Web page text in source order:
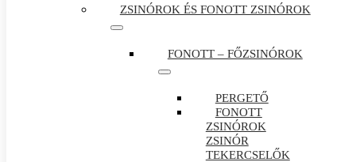
ZSINÓROK ÉS FONOTT ZSINÓROK
FONOTT – FŐZSINÓROK
PERGETŐ
FONOTT
ZSINÓROK
ZSINÓR
TEKERCSELŐK